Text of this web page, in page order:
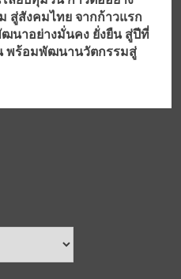
สู่สังคมไทย จากก้าวแรก
นาอย่างมั่นคง ยั่งยืน สู่ปีที่
พร้อมพัฒนานวัตกรรมสู่